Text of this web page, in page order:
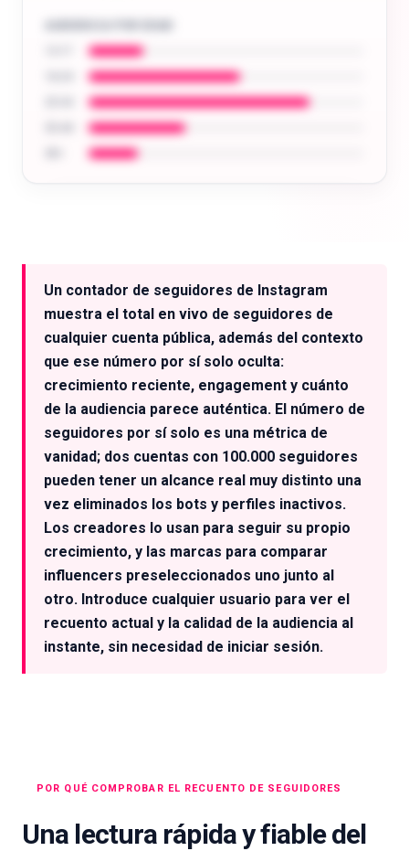
Probar gratis
Un contador de seguidores de Instagram
muestra el total en vivo de seguidores de
cualquier cuenta pública, además del contexto
que ese número por sí solo oculta:
crecimiento reciente, engagement y cuánto
de la audiencia parece auténtica. El número de
seguidores por sí solo es una métrica de
vanidad; dos cuentas con 100.000 seguidores
pueden tener un alcance real muy distinto una
vez eliminados los bots y perfiles inactivos.
Los creadores lo usan para seguir su propio
crecimiento, y las marcas para comparar
influencers preseleccionados uno junto al
otro. Introduce cualquier usuario para ver el
recuento actual y la calidad de la audiencia al
instante, sin necesidad de iniciar sesión.
POR QUÉ COMPROBAR EL RECUENTO DE SEGUIDORES
Una lectura rápida y fiable del